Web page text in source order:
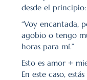
desde el principio:
“Voy encantada,
agobio o tengo
horas para mí.”
Esto es amor +
En este caso,